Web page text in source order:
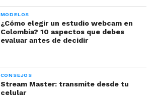
MODELOS
¿Cómo elegir un estudio webcam en
Colombia? 10 aspectos que debes
evaluar antes de decidir
CONSEJOS
Stream Master: transmite desde tu
celular